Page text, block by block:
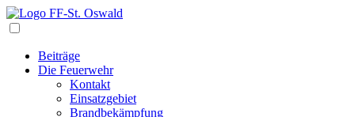
Beiträge
Die Feuerwehr
Kontakt
Einsatzgebiet
Brandbekämpfung